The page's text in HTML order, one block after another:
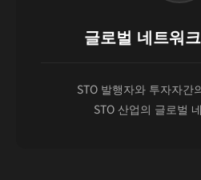
글로벌 네트워
STO 발행자와 투자자간
STO 산업의 글로벌